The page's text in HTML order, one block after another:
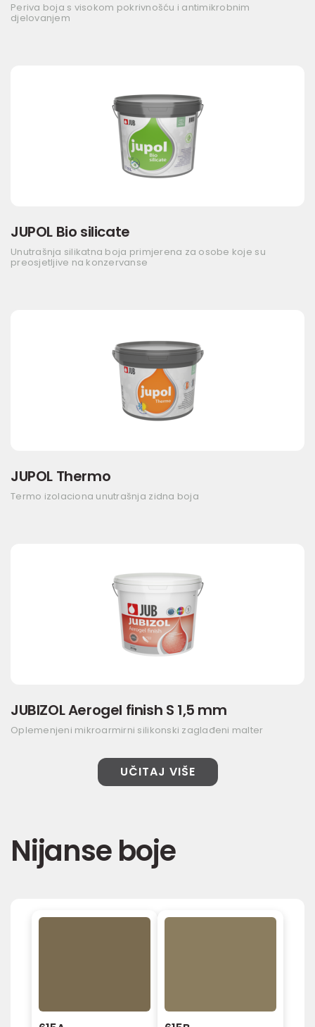
Periva boja s visokom pokrivnošću i antimikrobnim
djelovanjem
JUPOL Bio silicate
Unutrašnja silikatna boja primjerena za osobe koje su
preosjetljive na konzervanse
JUPOL Thermo
Termo izolaciona unutrašnja zidna boja
JUBIZOL Aerogel finish S 1,5 mm
Oplemenjeni mikroarmirni silikonski zaglađeni malter
UČITAJ VIŠE
Nijanse boje